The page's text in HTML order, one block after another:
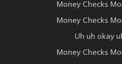
Money Checks
Money Checks
Uh uh okay
Money Checks